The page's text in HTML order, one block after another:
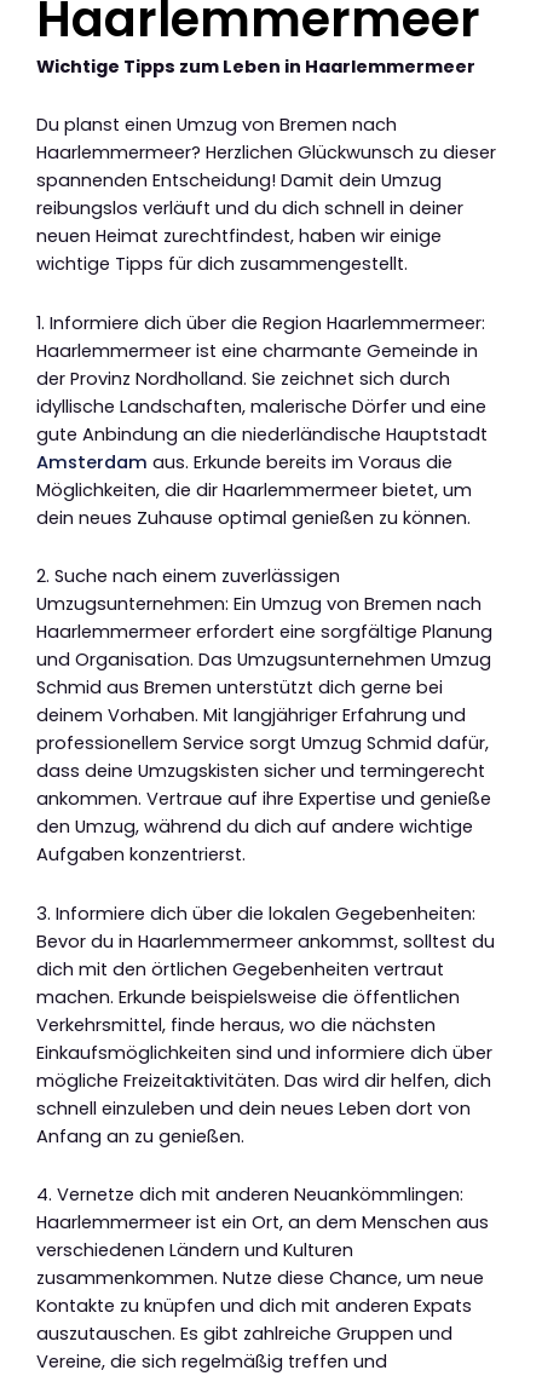
Haarlemmermeer
Wichtige Tipps zum Leben in Haarlemmermeer
Du planst einen Umzug von Bremen nach
Haarlemmermeer? Herzlichen Glückwunsch zu dieser
spannenden Entscheidung! Damit dein Umzug
reibungslos verläuft und du dich schnell in deiner
neuen Heimat zurechtfindest, haben wir einige
wichtige Tipps für dich zusammengestellt.
1. Informiere dich über die Region Haarlemmermeer:
Haarlemmermeer ist eine charmante Gemeinde in
der Provinz Nordholland. Sie zeichnet sich durch
idyllische Landschaften, malerische Dörfer und eine
gute Anbindung an die niederländische Hauptstadt
Amsterdam aus. Erkunde bereits im Voraus die
Möglichkeiten, die dir Haarlemmermeer bietet, um
dein neues Zuhause optimal genießen zu können.
2. Suche nach einem zuverlässigen
Umzugsunternehmen: Ein Umzug von Bremen nach
Haarlemmermeer erfordert eine sorgfältige Planung
und Organisation. Das Umzugsunternehmen Umzug
Schmid aus Bremen unterstützt dich gerne bei
deinem Vorhaben. Mit langjähriger Erfahrung und
professionellem Service sorgt Umzug Schmid dafür,
dass deine Umzugskisten sicher und termingerecht
ankommen. Vertraue auf ihre Expertise und genieße
den Umzug, während du dich auf andere wichtige
Aufgaben konzentrierst.
3. Informiere dich über die lokalen Gegebenheiten:
Bevor du in Haarlemmermeer ankommst, solltest du
dich mit den örtlichen Gegebenheiten vertraut
machen. Erkunde beispielsweise die öffentlichen
Verkehrsmittel, finde heraus, wo die nächsten
Einkaufsmöglichkeiten sind und informiere dich über
mögliche Freizeitaktivitäten. Das wird dir helfen, dich
schnell einzuleben und dein neues Leben dort von
Anfang an zu genießen.
4. Vernetze dich mit anderen Neuankömmlingen:
Haarlemmermeer ist ein Ort, an dem Menschen aus
verschiedenen Ländern und Kulturen
zusammenkommen. Nutze diese Chance, um neue
Kontakte zu knüpfen und dich mit anderen Expats
auszutauschen. Es gibt zahlreiche Gruppen und
Vereine, die sich regelmäßig treffen und